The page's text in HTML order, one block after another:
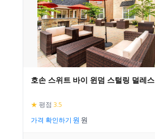
호손 스위트 바이 윈덤 스털링 덜레스
★ 평점 3.5
가격 확인하기